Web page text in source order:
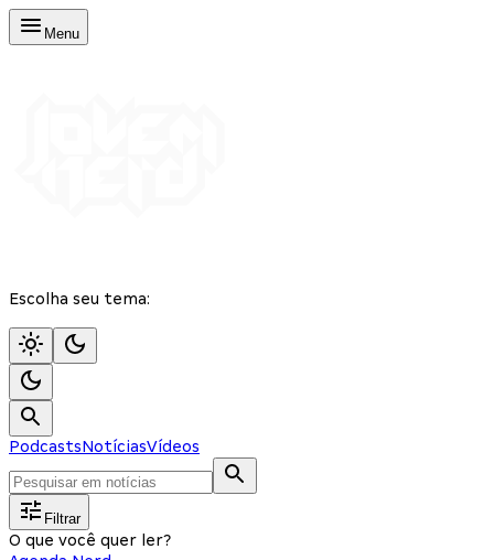
Menu
Escolha seu tema:
PodcastsNotíciasVídeos
Filtrar
O que você quer ler?